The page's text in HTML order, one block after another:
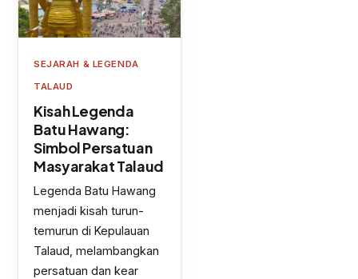
SEJARAH & LEGENDA
TALAUD
Kisah Legenda
Batu Hawang:
Simbol Persatuan
Masyarakat Talaud
Legenda Batu Hawang
menjadi kisah turun-
temurun di Kepulauan
Talaud, melambangkan
persatuan dan kear